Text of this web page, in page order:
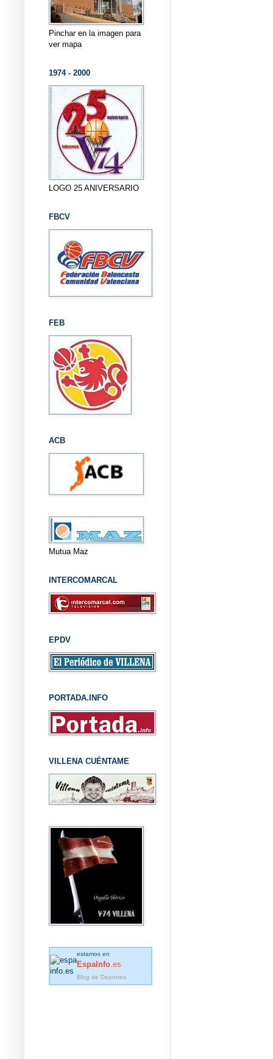
Pinchar en la imagen para
ver mapa
1974 - 2000
LOGO 25 ANIVERSARIO
FBCV
FEB
ACB
Mutua Maz
INTERCOMARCAL
EPDV
PORTADA.INFO
VILLENA CUÉNTAME
estamos en
EspaInfo .es
Blog de Deportes